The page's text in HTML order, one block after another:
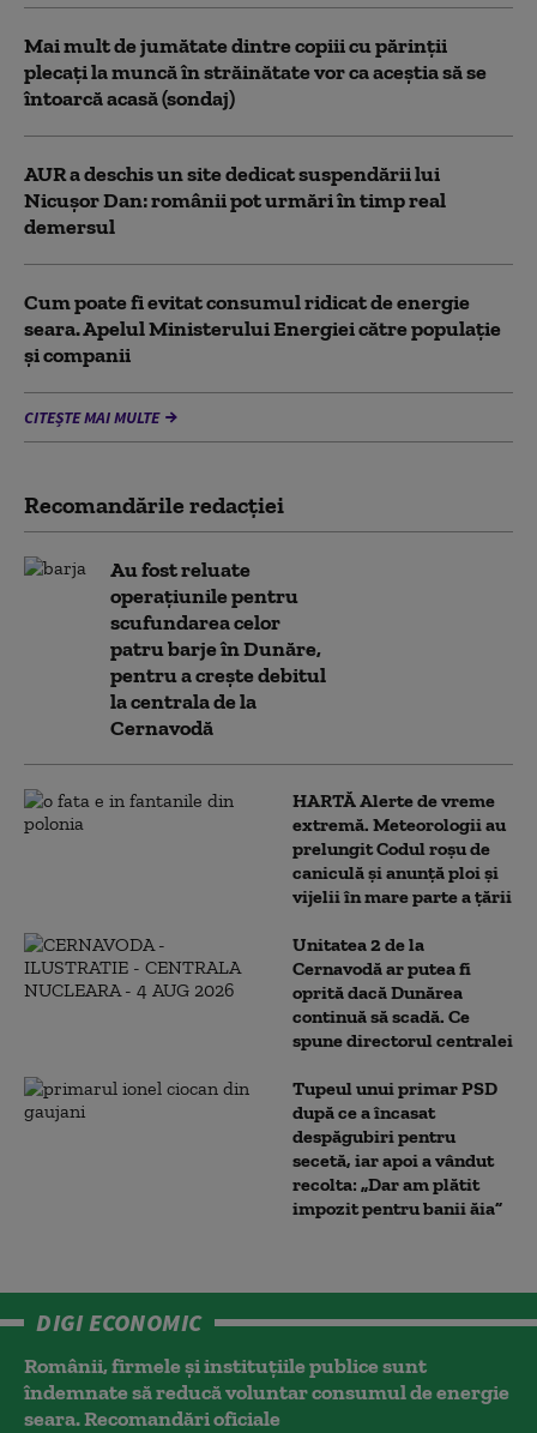
Mai mult de jumătate dintre copiii cu părinții
plecați la muncă în străinătate vor ca aceștia să se
întoarcă acasă (sondaj)
AUR a deschis un site dedicat suspendării lui
Nicușor Dan: românii pot urmări în timp real
demersul
Cum poate fi evitat consumul ridicat de energie
seara. Apelul Ministerului Energiei către populație
și companii
CITEȘTE MAI MULTE
Recomandările redacţiei
Au fost reluate
operațiunile pentru
scufundarea celor
patru barje în Dunăre,
pentru a crește debitul
la centrala de la
Cernavodă
HARTĂ Alerte de vreme
extremă. Meteorologii au
prelungit Codul roșu de
caniculă și anunță ploi și
vijelii în mare parte a țării
Unitatea 2 de la
Cernavodă ar putea fi
oprită dacă Dunărea
continuă să scadă. Ce
spune directorul centralei
Tupeul unui primar PSD
după ce a încasat
despăgubiri pentru
secetă, iar apoi a vândut
recolta: „Dar am plătit
impozit pentru banii ăia”
DIGI ECONOMIC
Românii, firmele și instituțiile publice sunt
îndemnate să reducă voluntar consumul de energie
seara. Recomandări oficiale